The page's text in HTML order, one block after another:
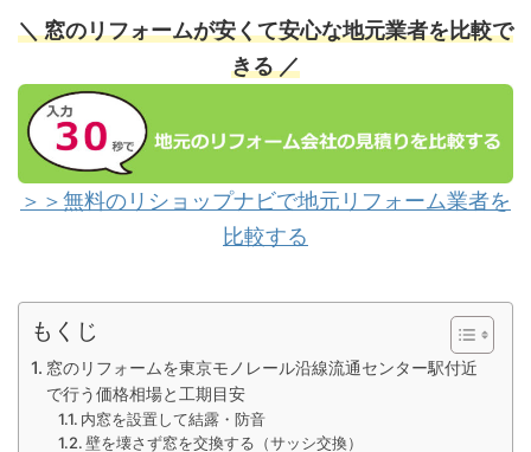
＼ 窓のリフォームが安くて安心な地元業者を比較で
きる ／
＞＞無料のリショップナビで地元リフォーム業者を
比較する
もくじ
窓のリフォームを東京モノレール沿線流通センター駅付近
で行う価格相場と工期目安
内窓を設置して結露・防音
壁を壊さず窓を交換する（サッシ交換）